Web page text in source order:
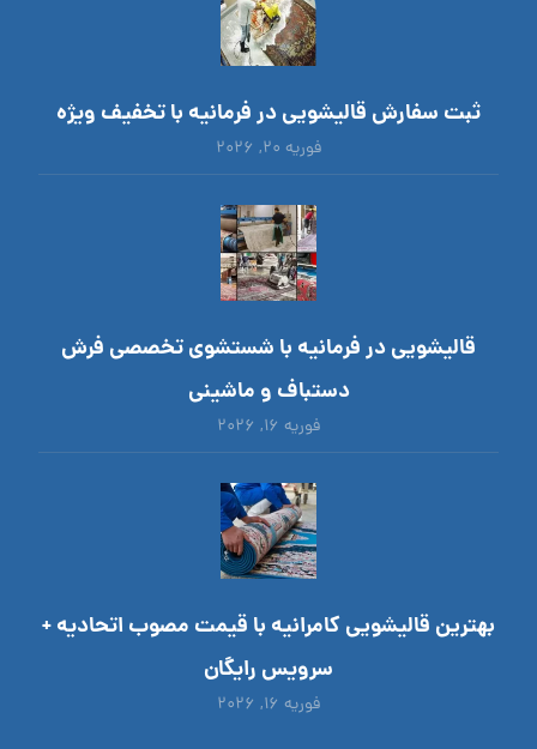
ثبت سفارش قالیشویی در فرمانیه با تخفیف ویژه
فوریه ۲۰, ۲۰۲۶
قالیشویی در فرمانیه با شستشوی تخصصی فرش
دستباف و ماشینی
فوریه ۱۶, ۲۰۲۶
بهترین قالیشویی کامرانیه با قیمت مصوب اتحادیه +
سرویس رایگان
فوریه ۱۶, ۲۰۲۶